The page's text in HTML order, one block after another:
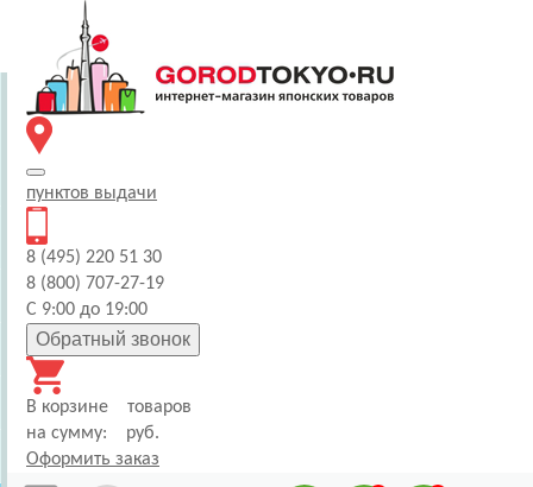
пунктов выдачи
8 (495) 220 51 30
8 (800) 707-27-19
С 9:00 до 19:00
Обратный звонок
В корзине
товаров
на сумму:
руб.
Оформить заказ